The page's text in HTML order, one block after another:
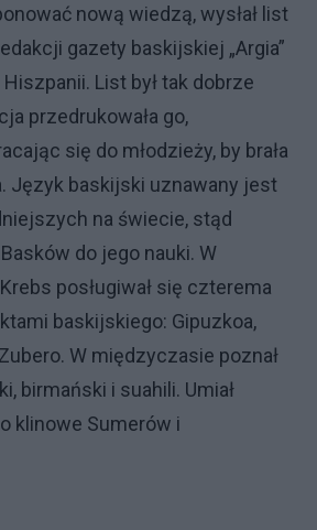
nową wiedzą, wysłał list
gazety baskijskiej „Argia”
List był tak dobrze
przedrukowała go,
się do młodzieży, by brała
Język baskijski uznawany jest
na świecie, stąd
do jego nauki. W
posługiwał się czterema
baskijskiego: Gipuzkoa,
W międzyczasie poznał
birmański i suahili. Umiał
klinowe Sumerów i